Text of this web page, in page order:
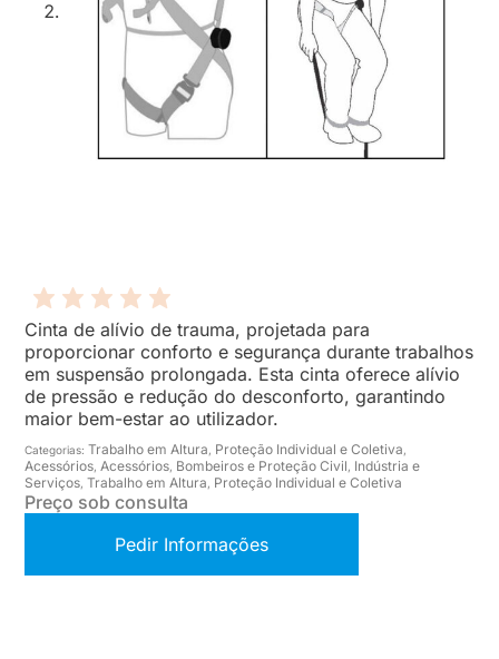
Cinta de alívio de trauma, projetada para
proporcionar conforto e segurança durante trabalhos
em suspensão prolongada. Esta cinta oferece alívio
de pressão e redução do desconforto, garantindo
maior bem-estar ao utilizador.
Categorias:Trabalho em Altura, Proteção Individual e Coletiva,
Acessórios, Acessórios, Bombeiros e Proteção Civil, Indústria e
Serviços,Trabalho em Altura, Proteção Individual e Coletiva
Preço sob consulta
Pedir Informações